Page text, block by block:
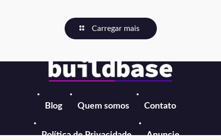
Carregar mais
Blog Quem somos Contato
Política de Privacidade Anuncie